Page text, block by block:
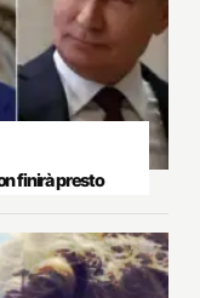
finirà presto